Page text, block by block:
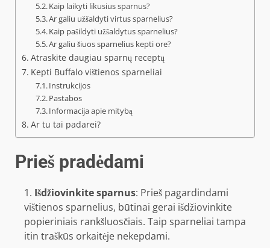
Kaip laikyti likusius sparnus?
Ar galiu užšaldyti virtus sparnelius?
Kaip pašildyti užšaldytus sparnelius?
Ar galiu šiuos sparnelius kepti ore?
Atraskite daugiau sparnų receptų
Kepti Buffalo vištienos sparneliai
Instrukcijos
Pastabos
Informacija apie mitybą
Ar tu tai padarei?
Prieš pradėdami
Išdžiovinkite sparnus: Prieš pagardindami
vištienos sparnelius, būtinai gerai išdžiovinkite
popieriniais rankšluosčiais. Taip sparneliai tampa
itin traškūs orkaitėje nekepdami.